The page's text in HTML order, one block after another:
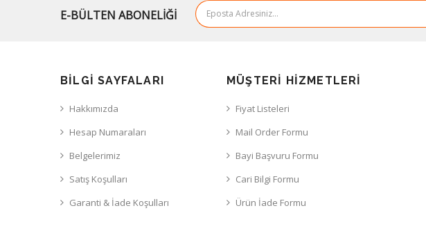
E-BÜLTEN ABONELİĞİ
BILGI SAYFALARI
Hakkımızda
Hesap Numaraları
Belgelerimiz
Satış Koşulları
Garanti & İade Koşulları
MÜŞTERI HIZMETLERI
Fiyat Listeleri
Mail Order Formu
Bayi Başvuru Formu
Cari Bilgi Formu
Ürün İade Formu